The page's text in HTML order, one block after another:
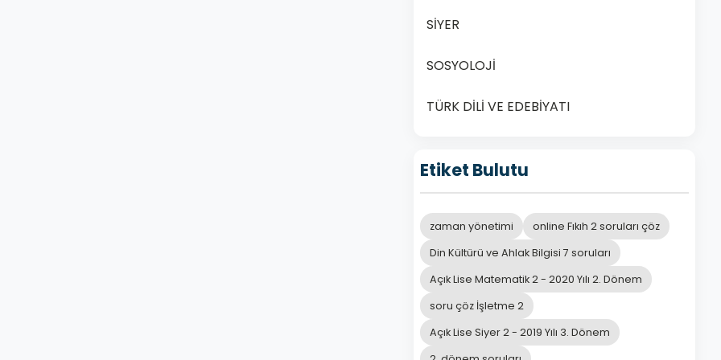
SİYER
SOSYOLOJİ
TÜRK DİLİ VE EDEBİYATI
Etiket Bulutu
zaman yönetimi
online Fıkıh 2 soruları çöz
Din Kültürü ve Ahlak Bilgisi 7 soruları
Açık Lise Matematik 2 - 2020 Yılı 2. Dönem
soru çöz İşletme 2
Açık Lise Siyer 2 - 2019 Yılı 3. Dönem